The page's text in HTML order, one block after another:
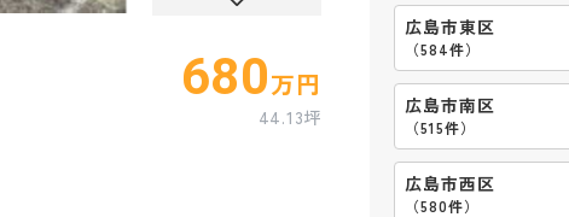
680万円
44.13坪
広島市東区
（584件）
広島市南区
（515件）
広島市西区
（580件）